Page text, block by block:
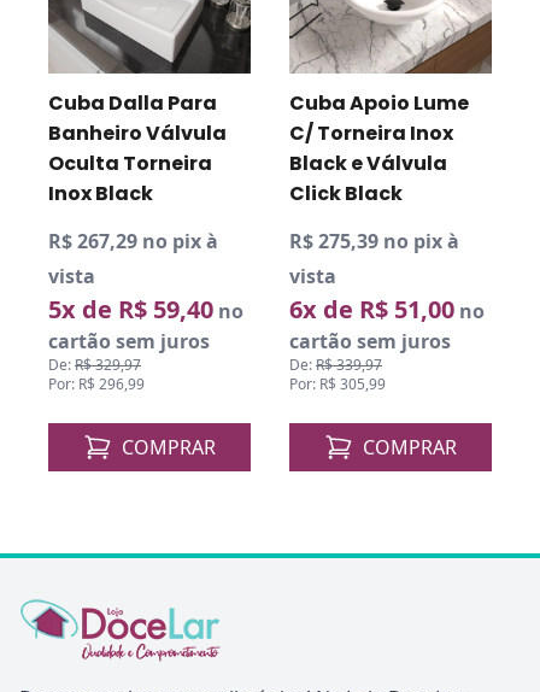
Cuba Dalla Para
Banheiro Válvula
Oculta Torneira
Inox Black
R$ 267,29 no pix à
vista
5x de R$ 59,40 no
cartão sem juros
De:R$ 329,97
Por: R$ 296,99
COMPRAR
Cuba Apoio Lume
C/ Torneira Inox
Black e Válvula
Click Black
R$ 275,39 no pix à
vista
6x de R$ 51,00 no
cartão sem juros
De:R$ 339,97
Por: R$ 305,99
COMPRAR